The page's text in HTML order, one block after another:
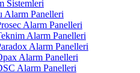
Sistemleri
Alarm Panelleri
Alarm Panelleri
Alarm Panelleri
Alarm Panelleri
Alarm Panelleri
Alarm Panelleri